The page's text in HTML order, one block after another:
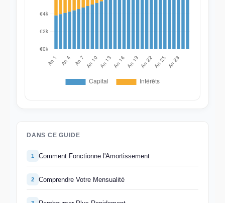
DANS CE GUIDE
1 Comment Fonctionne l'Amortissement
2 Comprendre Votre Mensualité